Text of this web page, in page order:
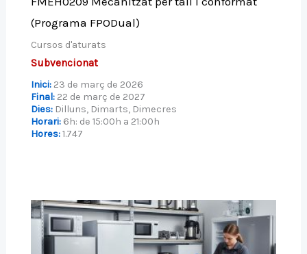
(Programa FPODual)
Cursos d'aturats
Subvencionat
Inici: 23 de març de 2026
Final: 22 de març de 2027
Dies: Dilluns, Dimarts, Dimecres
Horari: 6h: de 15:00h a 21:00h
Hores:1.747